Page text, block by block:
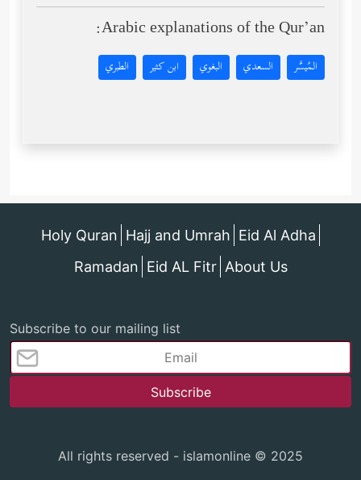
Arabic explanations of the Qur’an:
المُيسَّر السعدي البغوي ابن كثير الطبري
Holy Quran Hajj and Umrah Eid Al Adha
Ramadan Eid AL Fitr About Us
Subscribe to our mailing list
All rights reserved - islamonline © 2025